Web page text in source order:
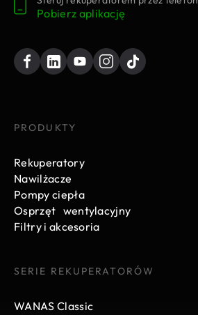
Pobierz aplikację
PRODUKTY
Rekuperatory
Nawilżacze
Pompy ciepła
Osprzęt wentylacyjny
Filtry i akcesoria
SERIE REKUPERATORÓW
WANAS Classic